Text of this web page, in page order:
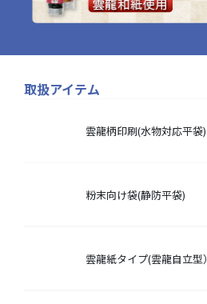
取扱アイテム
雲龍柄印刷(水物対応平袋)
粉末向け袋(静防平袋)
雲龍紙タイプ(雲龍自立型）